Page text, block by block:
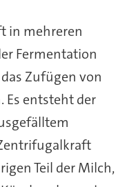
in mehreren
Fermentation
Zufügen von
Es entsteht der
Teil der Milch,